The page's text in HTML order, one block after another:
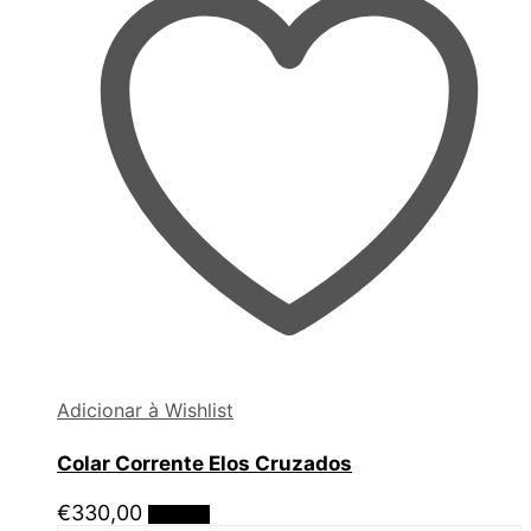
Adicionar à Wishlist
Colar Corrente Elos Cruzados
€330,00